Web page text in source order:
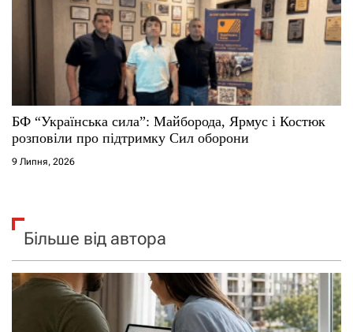
БФ “Українська сила”: Майборода, Ярмус і Костюк
розповіли про підтримку Сил оборони
9 Липня, 2026
Більше від автора